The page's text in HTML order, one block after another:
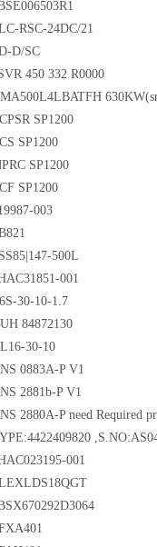
RSC-24DC/21
D/SC
450 332 R0000
SP1200
SP1200
SP1200
SP1200
003
500L
001
30-10-1.7
84872130
30-10
0883A-P V1
2881b-P V1
2880A-P need Required
001